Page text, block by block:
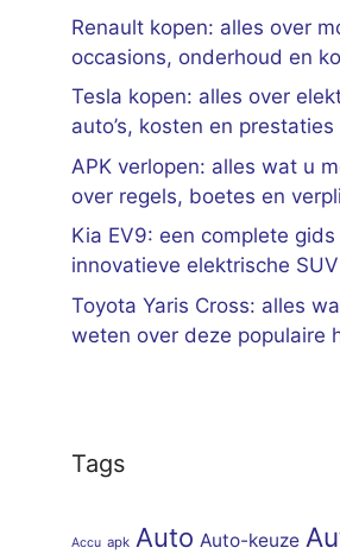
Renault kopen: alles over
occasions, onderhoud en
Tesla kopen: alles over
auto’s, kosten en prestaties
APK verlopen: alles wat u
over regels, boetes en
Kia EV9: een complete
innovatieve elektrische SUV
Toyota Yaris Cross: alles
weten over deze populaire
Tags
Accu apk Auto Auto-keuze